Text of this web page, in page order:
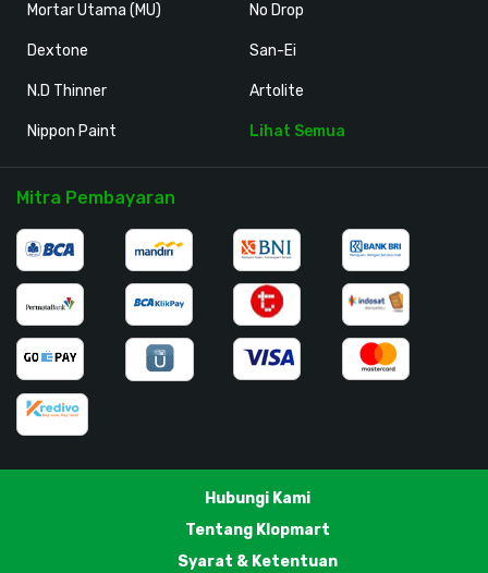
Mortar Utama (MU)
Dextone
N.D Thinner
Nippon Paint
No Drop
San-Ei
Artolite
Lihat Semua
Mitra Pembayaran
Hubungi Kami
Tentang Klopmart
Syarat & Ketentuan